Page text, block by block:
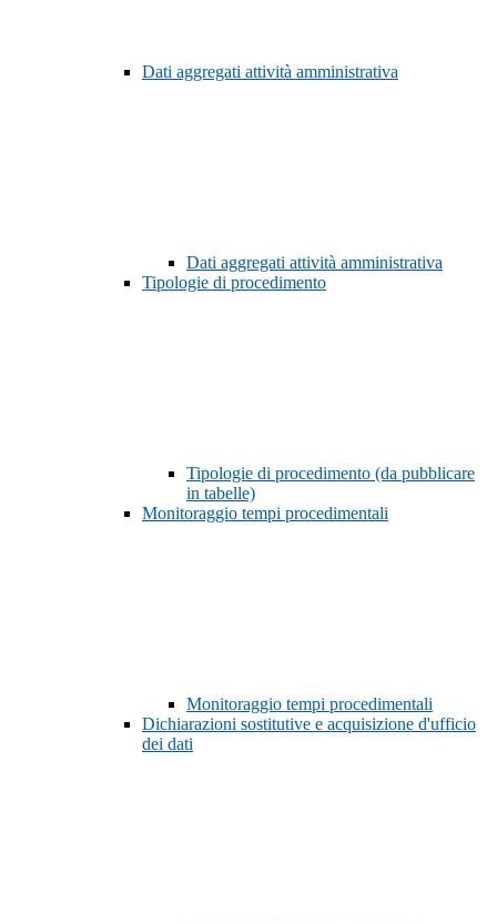
Dati aggregati attività amministrativa
Dati aggregati attività amministrativa
Tipologie di procedimento
Tipologie di procedimento (da pubblicare
in tabelle)
Monitoraggio tempi procedimentali
Monitoraggio tempi procedimentali
Dichiarazioni sostitutive e acquisizione d'ufficio
dei dati